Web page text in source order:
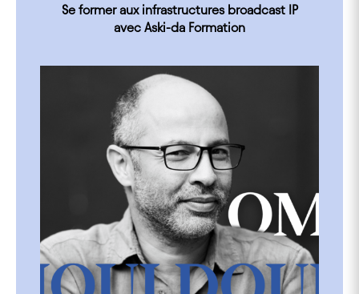
Se former aux infrastructures broadcast IP
avec Aski-da Formation